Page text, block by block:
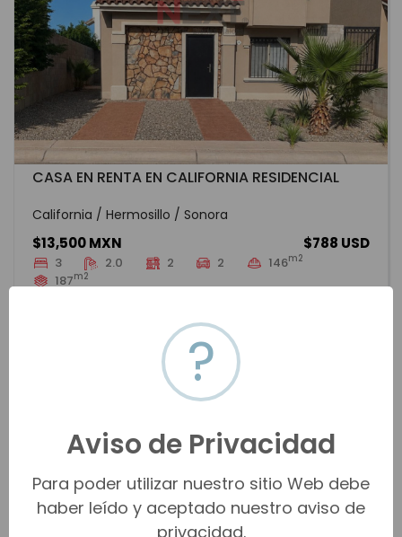
CASA EN RENTA EN CALIFORNIA RESIDENCIAL
California / Hermosillo / Sonora
$13,500 MXN $788 USD
3 2.0 2 2 146m2
187m2
HMOR-20204
?
Aviso de Privacidad
Para poder utilizar nuestro sitio Web debe
haber leído y aceptado nuestro aviso de
privacidad.